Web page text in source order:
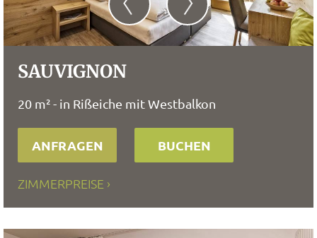
SAUVIGNON
20 m² - in Rißeiche mit Westbalkon
ANFRAGEN BUCHEN
ZIMMERPREISE